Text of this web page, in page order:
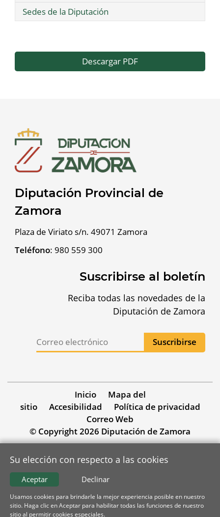
Sedes de la Diputación
Descargar PDF
Diputación Provincial de
Zamora
Plaza de Viriato s/n. 49071 Zamora
Teléfono: 980 559 300
Suscribirse al boletín
Reciba todas las novedades de la
Diputación de Zamora
Inicio
Mapa del
sitio
Accesibilidad
Política de privacidad
Correo Web
© Copyright 2026 Diputación de Zamora
Su elección con respecto a las cookies
Declinar
Aceptar
Usamos cookies para brindarle la mejor experiencia posible en nuestro
sitio. Haga clic en Aceptar para habilitar todas las funciones de nuestro
sitio al permitir cookies especiales.